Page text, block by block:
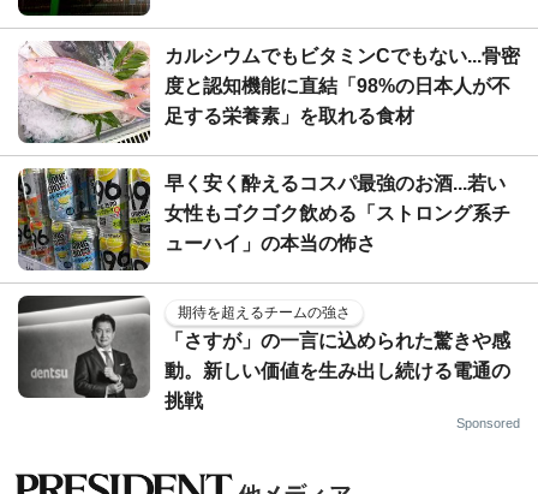
カルシウムでもビタミンCでもない...骨密
度と認知機能に直結「98%の日本人が不
足する栄養素」を取れる食材
早く安く酔えるコスパ最強のお酒...若い
女性もゴクゴク飲める「ストロング系チ
ューハイ」の本当の怖さ
期待を超えるチームの強さ
「さすが」の一言に込められた驚きや感
動。新しい価値を生み出し続ける電通の
挑戦
Sponsored